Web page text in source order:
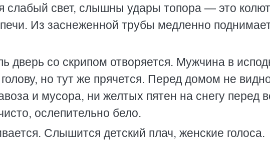
слабый свет, слышны удары топора — это колют
Из заснеженной трубы медленно
дверь со скрипом отворяется. Мужчина в
но тут же прячется. Перед домом не
и мусора, ни желтых пятен на снегу перед
ослепительно бело.
Слышится детский плач, женские голоса.